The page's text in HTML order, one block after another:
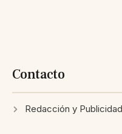
Contacto
Redacción y Publicidad